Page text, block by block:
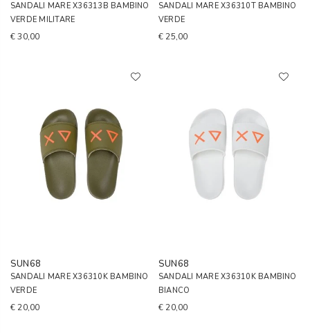
SANDALI MARE X36313B BAMBINO
VERDE MILITARE
€ 30,00
SANDALI MARE X36310T BAMBINO
VERDE
€ 25,00
SUN68
SANDALI MARE X36310K BAMBINO
VERDE
€ 20,00
SUN68
SANDALI MARE X36310K BAMBINO
BIANCO
€ 20,00